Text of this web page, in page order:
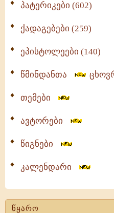
პატერიკები (602)
ქადაგებები (259)
ეპისტოლეები (140)
წმინდანთა
თემები
ავტორები
წიგნები
კალენდარი
წყარო